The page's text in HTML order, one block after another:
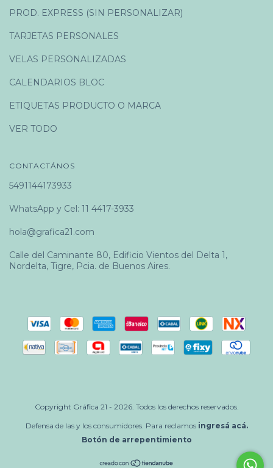
PROD. EXPRESS (SIN PERSONALIZAR)
TARJETAS PERSONALES
VELAS PERSONALIZADAS
CALENDARIOS BLOC
ETIQUETAS PRODUCTO O MARCA
VER TODO
CONTACTÁNOS
5491144173933
WhatsApp y Cel: 11 4417-3933
hola@grafica21.com
Calle del Caminante 80, Edificio Vientos del Delta 1,
Nordelta, Tigre, Pcia. de Buenos Aires.
Copyright Gráfica 21 - 2026. Todos los derechos reservados.
Defensa de las y los consumidores. Para reclamos ingresá acá.
Botón de arrepentimiento